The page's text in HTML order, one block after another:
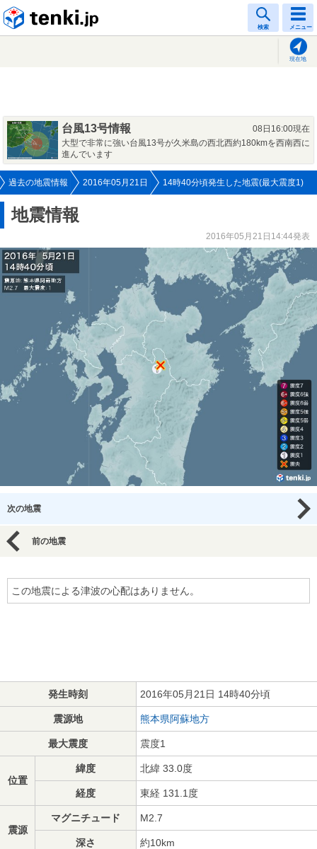
検索 メニュー
現在地
台風13号情報
08日16:00現在
大型で非常に強い台風13号が久米島の西北西約180kmを西南西に
進んでいます
過去の地震情報 2016年05月21日 14時40分頃発生した地震(最大震度1)
地震情報
2016年05月21日14:44発表
次の地震
前の地震
この地震による津波の心配はありません。
発生時刻 2016年05月21日 14時40分頃
震源地 熊本県阿蘇地方
最大震度 震度1
位置
緯度 北緯 33.0度
経度 東経 131.1度
震源
マグニチュード M2.7
深さ 約10km